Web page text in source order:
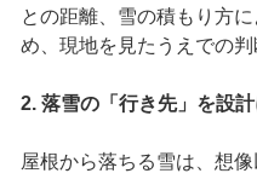
との距離、雪の積もり方
め、現地を見たうえでの判
2. 落雪の「行き先」を設
屋根から落ちる雪は、想